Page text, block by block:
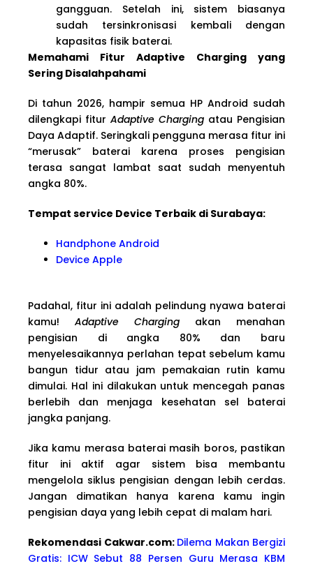
gangguan. Setelah ini, sistem biasanya
sudah tersinkronisasi kembali dengan
kapasitas fisik baterai.
Memahami Fitur Adaptive Charging yang
Sering Disalahpahami
Di tahun 2026, hampir semua HP Android sudah
dilengkapi fitur Adaptive Charging atau Pengisian
Daya Adaptif. Seringkali pengguna merasa fitur ini
“merusak” baterai karena proses pengisian
terasa sangat lambat saat sudah menyentuh
angka 80%.
Tempat service Device Terbaik di Surabaya:
Handphone Android
Device Apple
Padahal, fitur ini adalah pelindung nyawa baterai
kamu! Adaptive Charging akan menahan
pengisian di angka 80% dan baru
menyelesaikannya perlahan tepat sebelum kamu
bangun tidur atau jam pemakaian rutin kamu
dimulai. Hal ini dilakukan untuk mencegah panas
berlebih dan menjaga kesehatan sel baterai
jangka panjang.
Jika kamu merasa baterai masih boros, pastikan
fitur ini aktif agar sistem bisa membantu
mengelola siklus pengisian dengan lebih cerdas.
Jangan dimatikan hanya karena kamu ingin
pengisian daya yang lebih cepat di malam hari.
Rekomendasi Cakwar.com: Dilema Makan Bergizi
Gratis: ICW Sebut 88 Persen Guru Merasa KBM